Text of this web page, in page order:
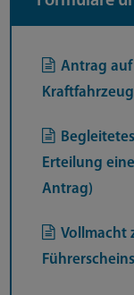
Antrag
Erteilung
Antrag)
Vollmacht